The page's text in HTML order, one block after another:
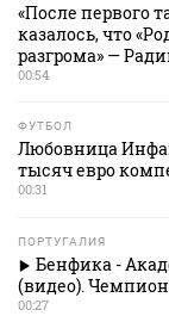
«После первого
казалось, что
разгрома» —
00:54
ФУТБОЛ
Любовница
тысяч евро
00:31
ПОРТУГАЛИЯ
Бенфика -
(видео).
00:27